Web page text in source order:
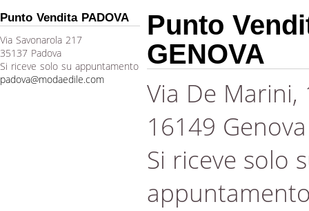
Punto Vendita PADOVA
Via Savonarola 217
35137 Padova
Si riceve solo su appuntamento
padova@modaedile.com
Punto
GENOVA
Via De Marini,
16149 Genova
Si riceve solo